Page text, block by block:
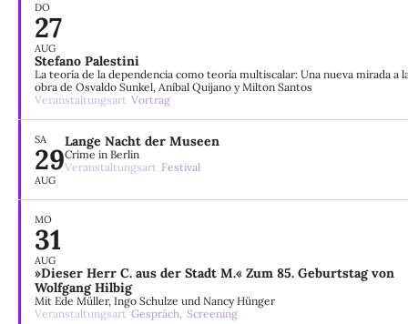
DO
27
AUG
Stefano Palestini
La teoría de la dependencia como teoría multiscalar: Una nueva mirada a
obra de Osvaldo Sunkel, Aníbal Quijano y Milton Santos
Veranstaltungsart Vortrag
SA
29
AUG
Lange Nacht der Museen
Crime in Berlin
Veranstaltungsart Festival
MO
31
AUG
»Dieser Herr C. aus der Stadt M.« Zum 85. Geburtstag von
Wolfgang Hilbig
Mit Ede Müller, Ingo Schulze und Nancy Hünger
Veranstaltungsart Gespräch, Screening